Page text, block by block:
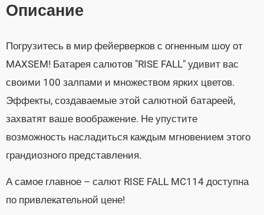
Описание
Погрузитесь в мир фейерверков с огненным шоу от
MAXSEM! Батарея салютов "RISE FALL" удивит вас
своими 100 залпами и множеством ярких цветов.
Эффекты, создаваемые этой салютной батареей,
захватят ваше воображение. Не упустите
возможность насладиться каждым мгновением этого
грандиозного представления.
А самое главное – салют RISE FALL MC114 доступна
по привлекательной цене!